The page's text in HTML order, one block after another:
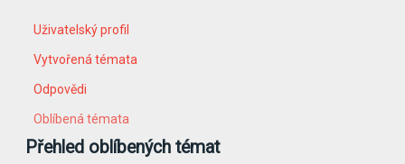
Uživatelský profil
Vytvořená témata
Odpovědi
Oblíbená témata
Přehled oblíbených témat